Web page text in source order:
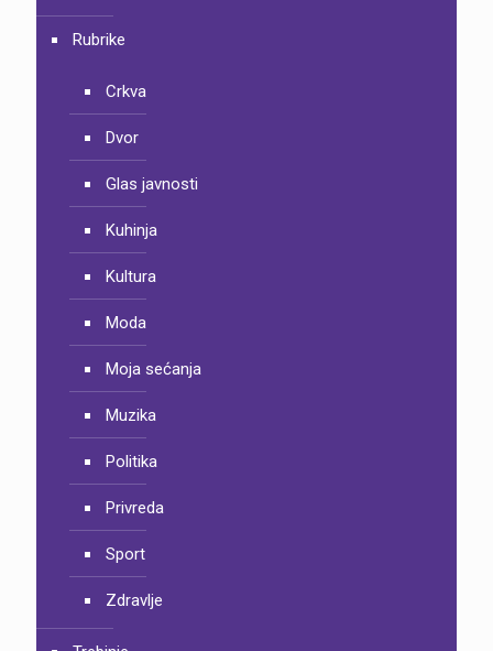
Rubrike
Crkva
Dvor
Glas javnosti
Kuhinja
Kultura
Moda
Moja sećanja
Muzika
Politika
Privreda
Sport
Zdravlje